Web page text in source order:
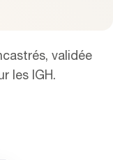
validée
les IGH.